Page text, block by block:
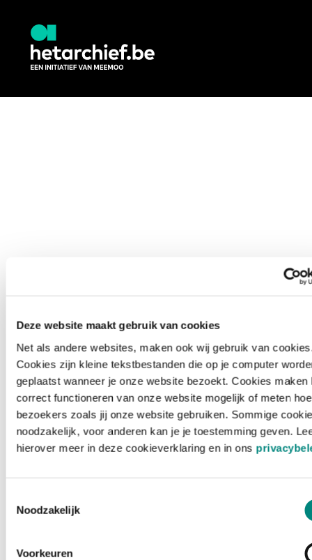
Deze website maakt gebruik van cookies
Net als andere websites, maken ook wij gebruik van
Cookies zijn kleine tekstbestanden die op je computer
geplaatst wanneer je onze website bezoekt. Cookies maken
correct functioneren van onze website mogelijk of meten hoe
bezoekers zoals jij onze website gebruiken. Sommige
noodzakelijk, voor anderen kan je je toestemming geven.
hierover meer in deze cookieverklaring en in ons
Noodzakelijk
Voorkeuren